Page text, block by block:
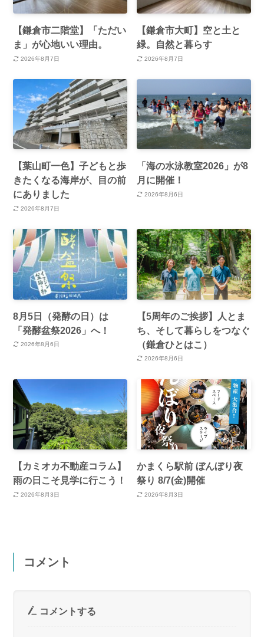
【鎌倉市二階堂】「ただい
ま」が心地いい理由。
2026年8月7日
【鎌倉市大町】空と土と
緑。自然と暮らす
2026年8月7日
【葉山町一色】子どもと歩
きたくなる海岸が、目の前
にありました
2026年8月7日
「海の水泳教室2026」が8
月に開催！
2026年8月6日
8月5日（発酵の日）は
「発酵盆祭2026」へ！
2026年8月6日
【5周年のご挨拶】人とま
ち、そして暮らしをつなぐ
（鎌倉ひとはこ）
2026年8月6日
【カミオカ不動産コラム】
雨の日こそ見学に行こう！
2026年8月3日
かまくら駅前 ぼんぼり夜
祭り 8/7(金)開催
2026年8月3日
コメント
コメントする